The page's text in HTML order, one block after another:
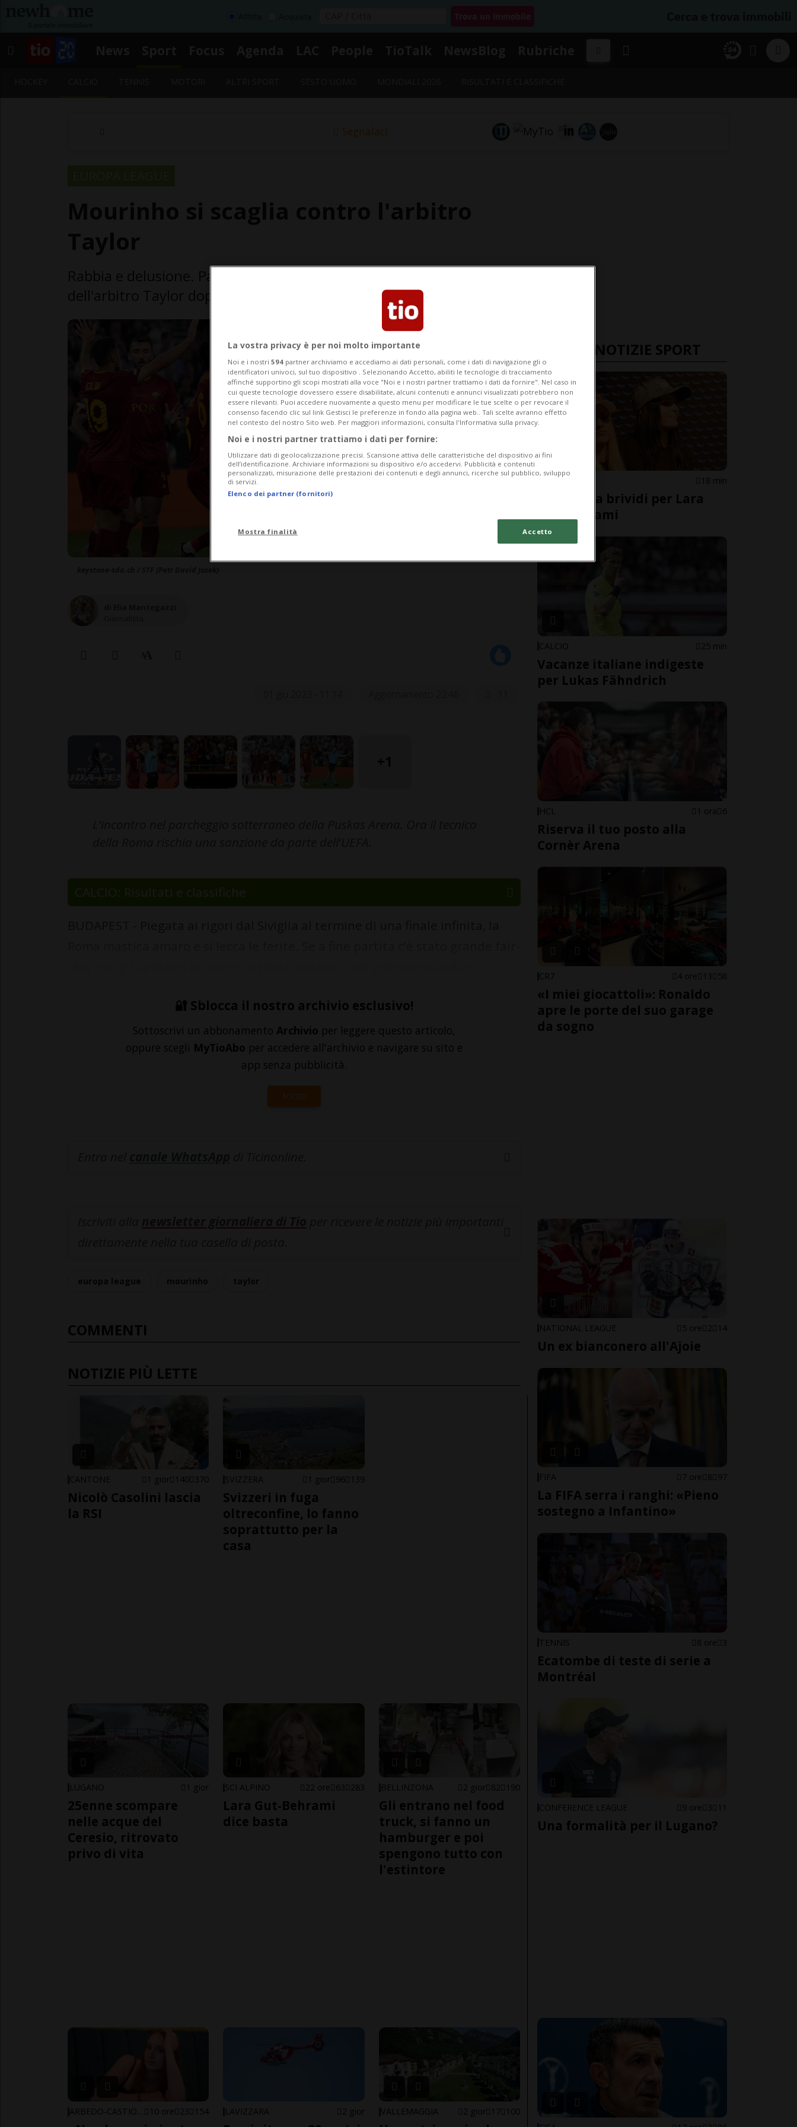
Segnalaci
dell'arbitro Taylor dopo la finale persa col Siviglia.
CALCIO: Risultati e classifiche
🔐 Sblocca il nostro archivio esclusivo!
Sottoscrivi un abbonamento Archivio per leggere questo articolo,
oppure scegli MyTioAbo per accedere all'archivio e navigare su sito e
app senza pubblicità.
ACCEDI
COMMENTI
NOTIZIE PIÙ LETTE
CANTONE 1 gior 140 370
Nicolò Casolini lascia
la RSI
SVIZZERA 1 gior 96 139
Svizzeri in fuga
oltreconfine, lo fanno
soprattutto per la
casa
LUGANO 1 gior
25enne scompare
nelle acque del
Ceresio, ritrovato
privo di vita
SCI ALPINO 22 ore 63 283
Lara Gut-Behrami
dice basta
BELLINZONA 2 gior 82 190
Gli entrano nel food
truck, si fanno un
hamburger e poi
spengono tutto con
l'estintore
10 ore 23 154 LAVIZZARA 2 gior VALLEMAGGIA 2 gior 17 100
ULTIME NOTIZIE SPORT
SCI ALPINO 18 min
Lettera da brividi per Lara
Gut-Behrami
CALCIO 25 min
Vacanze italiane indigeste
per Lukas Fähndrich
HCL 1 ora 6
Riserva il tuo posto alla
Cornèr Arena
CR7 4 ore 13 58
«I miei giocattoli»: Ronaldo
apre le porte del suo garage
da sogno
NATIONAL LEAGUE 5 ore 2 14
Un ex bianconero all'Ajoie
FIFA 7 ore 8 97
La FIFA serra i ranghi: «Pieno
sostegno a Infantino»
TENNIS 8 ore 3
Ecatombe di teste di serie a
Montréal
CONFERENCE LEAGUE 9 ore 3 11
Una formalità per il Lugano?
La vostra privacy è per noi molto importante
Noi e i nostri 594 partner archiviamo e accediamo ai dati personali, come i dati di navigazione gli o
identificatori univoci, sul tuo dispositivo . Selezionando Accetto, abiliti le tecnologie di tracciamento
affinché supportino gli scopi mostrati alla voce "Noi e i nostri partner trattiamo i dati da fornire". Nel caso in
cui queste tecnologie dovessero essere disabilitate, alcuni contenuti e annunci visualizzati potrebbero non
essere rilevanti. Puoi accedere nuovamente a questo menu per modificare le tue scelte o per revocare il
consenso facendo clic sul link Gestisci le preferenze in fondo alla pagina web.. Tali scelte avranno effetto
nel contesto del nostro Sito web. Per maggiori informazioni, consulta l'Informativa sulla privacy.
Noi e i nostri partner trattiamo i dati per fornire:
Utilizzare dati di geolocalizzazione precisi. Scansione attiva delle caratteristiche del dispositivo ai fini
dell’identificazione. Archiviare informazioni su dispositivo e/o accedervi. Pubblicità e contenuti
personalizzati, misurazione delle prestazioni dei contenuti e degli annunci, ricerche sul pubblico, sviluppo
di servizi.
Elenco dei partner (fornitori)
Mostra finalità Accetto